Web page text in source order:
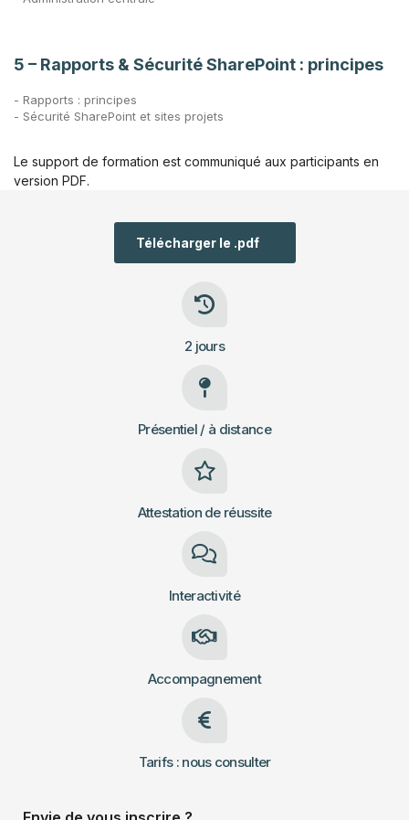
5 – Rapports & Sécurité SharePoint : principes
- Rapports : principes
- Sécurité SharePoint et sites projets
Le support de formation est communiqué aux participants en
version PDF.
Télécharger le .pdf
2 jours
Présentiel / à distance
Attestation de réussite
Interactivité
Accompagnement
Tarifs : nous consulter